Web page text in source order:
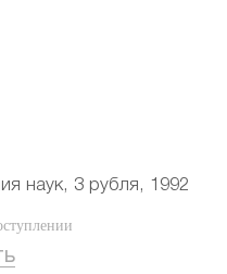
наук, 3 рубля, 1992